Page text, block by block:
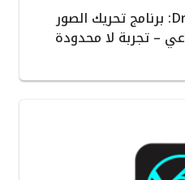
مراجعة تطبيق DreamFace: برنامج تحريك الصور
– تجربة لا محدودة